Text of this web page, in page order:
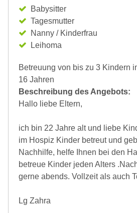
Babysitter
Tagesmutter
Nanny / Kinderfrau
Leihoma
Betreuung von bis zu 3 Kindern
16 Jahren
Beschreibung des Angebots:
Hallo liebe Eltern,
ich bin 22 Jahre alt und liebe
im Hospiz Kinder betreut und
Nachhilfe, helfe Ihnen bei den
betreue Kinder jeden Alters
gerne abends. Vollzeit als auch
Lg Zahra